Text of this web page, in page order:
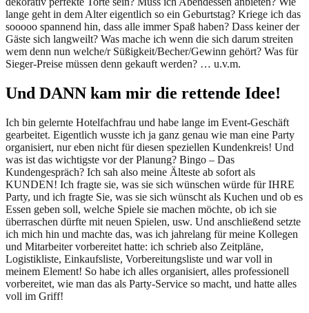
lange geht in dem Alter eigentlich so ein Geburtstag? Kriege ich das
sooooo spannend hin, dass alle immer Spaß haben? Dass keiner der
Gäste sich langweilt? Was mache ich wenn die sich darum streiten
wem denn nun welche/r Süßigkeit/Becher/Gewinn gehört? Was für
Sieger-Preise müssen denn gekauft werden? … u.v.m.
Und DANN kam mir die rettende Idee!
Ich bin gelernte Hotelfachfrau und habe lange im Event-Geschäft
gearbeitet. Eigentlich wusste ich ja ganz genau wie man eine Party
organisiert, nur eben nicht für diesen speziellen Kundenkreis! Und
was ist das wichtigste vor der Planung? Bingo – Das
Kundengespräch? Ich sah also meine Älteste ab sofort als
KUNDEN! Ich fragte sie, was sie sich wünschen würde für IHRE
Party, und ich fragte Sie, was sie sich wünscht als Kuchen und ob es
Essen geben soll, welche Spiele sie machen möchte, ob ich sie
überraschen dürfte mit neuen Spielen, usw. Und anschließend setzte
ich mich hin und machte das, was ich jahrelang für meine Kollegen
und Mitarbeiter vorbereitet hatte: ich schrieb also Zeitpläne,
Logistikliste, Einkaufsliste, Vorbereitungsliste und war voll in
meinem Element! So habe ich alles organisiert, alles professionell
vorbereitet, wie man das als Party-Service so macht, und hatte alles
voll im Griff!